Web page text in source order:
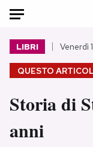
HOME
Italia
Politica
QUESTO
LIBRI Venerdì
Storia di
anni